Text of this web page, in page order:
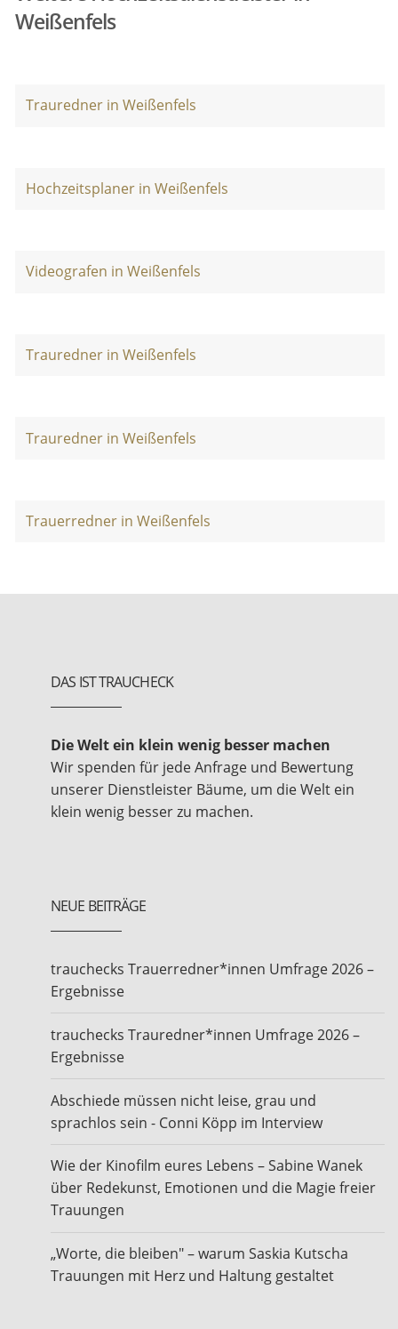
Weißenfels
Trauredner in Weißenfels
Hochzeitsplaner in Weißenfels
Videografen in Weißenfels
Trauredner in Weißenfels
Trauredner in Weißenfels
Trauerredner in Weißenfels
DAS IST TRAUCHECK
Die Welt ein klein wenig besser machen
Wir spenden für jede Anfrage und Bewertung
unserer Dienstleister Bäume, um die Welt ein
klein wenig besser zu machen.
NEUE BEITRÄGE
trauchecks Trauerredner*innen Umfrage 2026 –
Ergebnisse
trauchecks Trauredner*innen Umfrage 2026 –
Ergebnisse
Abschiede müssen nicht leise, grau und
sprachlos sein - Conni Köpp im Interview
Wie der Kinofilm eures Lebens – Sabine Wanek
über Redekunst, Emotionen und die Magie freier
Trauungen
„Worte, die bleiben" – warum Saskia Kutscha
Trauungen mit Herz und Haltung gestaltet